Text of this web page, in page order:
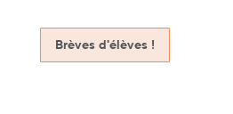
Brèves d'élèves !